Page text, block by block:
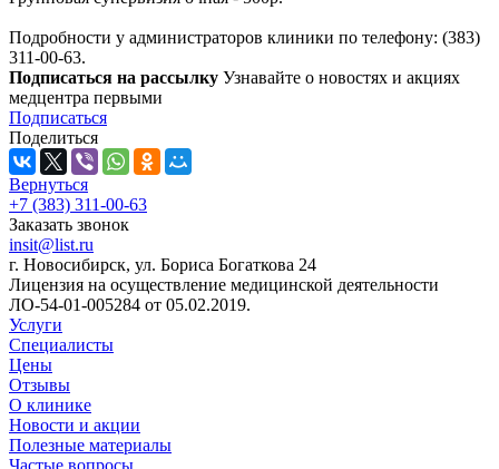
Подробности у администраторов клиники по телефону: (383)
311-00-63.
Подписаться на рассылку Узнавайте о новостях и акциях
медцентра первыми
Подписаться
Поделиться
Вернуться
+7 (383) 311-00-63
Заказать звонок
insit@list.ru
г. Новосибирск, ул. Бориса Богаткова 24
Лицензия на осуществление медицинской деятельности
ЛО-54-01-005284 от 05.02.2019.
Услуги
Специалисты
Цены
Отзывы
О клинике
Новости и акции
Полезные материалы
Частые вопросы